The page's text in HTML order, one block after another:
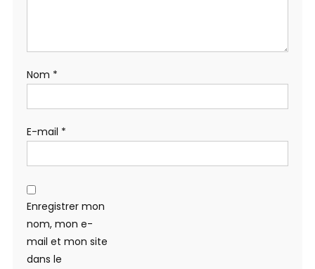
Nom *
E-mail *
Enregistrer mon
nom, mon e-
mail et mon site
dans le